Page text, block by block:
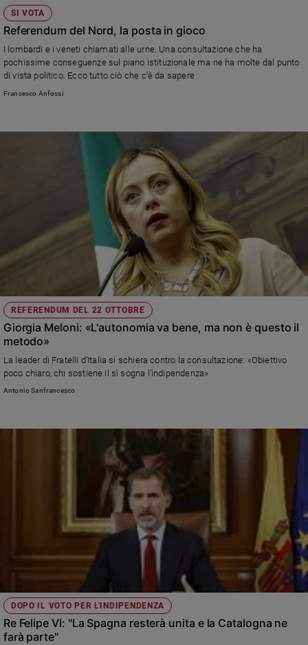
SI VOTA
Referendum del Nord, la posta in gioco
I lombardi e i veneti chiamati alle urne. Una consultazione che ha
pochissime conseguenze sul piano istituzionale ma ne ha molte dal punto
di vista politico. Ecco tutto ciò che c’è da sapere
Francesco Anfossi
REFERENDUM DEL 22 OTTOBRE
Giorgia Meloni: «L'autonomia va bene, ma non è questo il
metodo»
La leader di Fratelli d’Italia si schiera contro la consultazione: «Obiettivo
poco chiaro, chi sostiene il sì sogna l’indipendenza»
Antonio Sanfrancesco
DOPO IL VOTO PER L'INDIPENDENZA
Re Felipe VI: "La Spagna resterà unita e la Catalogna ne
farà parte"